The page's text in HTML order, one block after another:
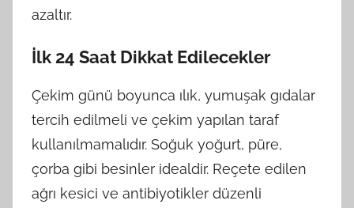
azaltır.
İlk 24 Saat Dikkat Edilecekler
Çekim günü boyunca ılık, yumuşak gıdalar
tercih edilmeli ve çekim yapılan taraf
kullanılmamalıdır. Soğuk yoğurt, püre,
çorba gibi besinler idealdir. Reçete edilen
ağrı kesici ve antibiyotikler düzenli